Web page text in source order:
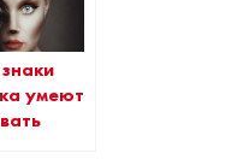
умеют